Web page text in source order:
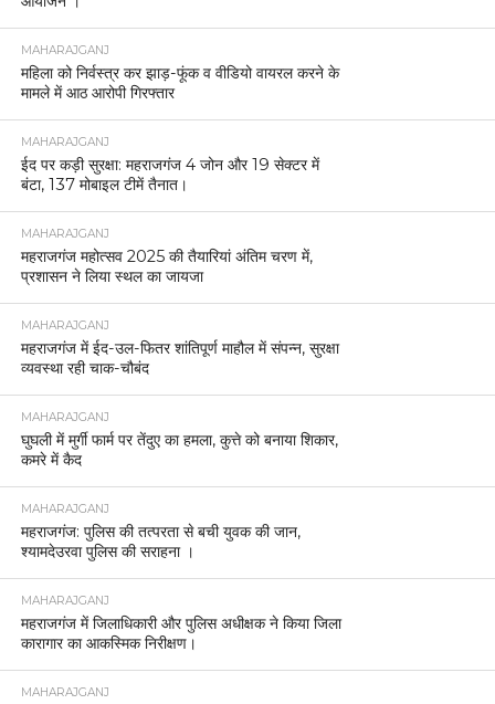
MAHARAJGANJ
महिला को निर्वस्त्र कर झाड़-फूंक व वीडियो वायरल करने के
मामले में आठ आरोपी गिरफ्तार
MAHARAJGANJ
ईद पर कड़ी सुरक्षा: महराजगंज 4 जोन और 19 सेक्टर में
बंटा, 137 मोबाइल टीमें तैनात।
MAHARAJGANJ
महराजगंज महोत्सव 2025 की तैयारियां अंतिम चरण में,
प्रशासन ने लिया स्थल का जायजा
MAHARAJGANJ
महराजगंज में ईद-उल-फितर शांतिपूर्ण माहौल में संपन्न, सुरक्षा
व्यवस्था रही चाक-चौबंद
MAHARAJGANJ
घुघली में मुर्गी फार्म पर तेंदुए का हमला, कुत्ते को बनाया शिकार,
कमरे में कैद
MAHARAJGANJ
महराजगंज: पुलिस की तत्परता से बची युवक की जान,
श्यामदेउरवा पुलिस की सराहना ।
MAHARAJGANJ
महराजगंज में जिलाधिकारी और पुलिस अधीक्षक ने किया जिला
कारागार का आकस्मिक निरीक्षण।
MAHARAJGANJ